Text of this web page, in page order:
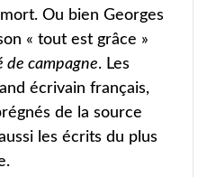
Ou bien Georges
« tout est grâce »
de campagne. Les
écrivain français,
de la source
les écrits du plus